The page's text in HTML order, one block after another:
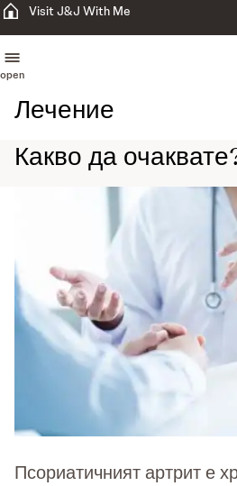
Visit J&J With Me
open
Лечение
Какво да
Псориатичният артрит е